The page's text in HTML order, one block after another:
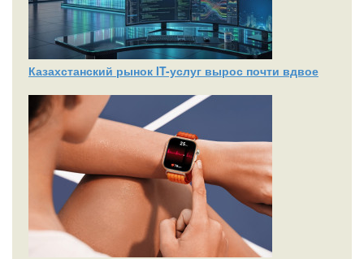
Казахстанский рынок IT-услуг вырос почти вдвое